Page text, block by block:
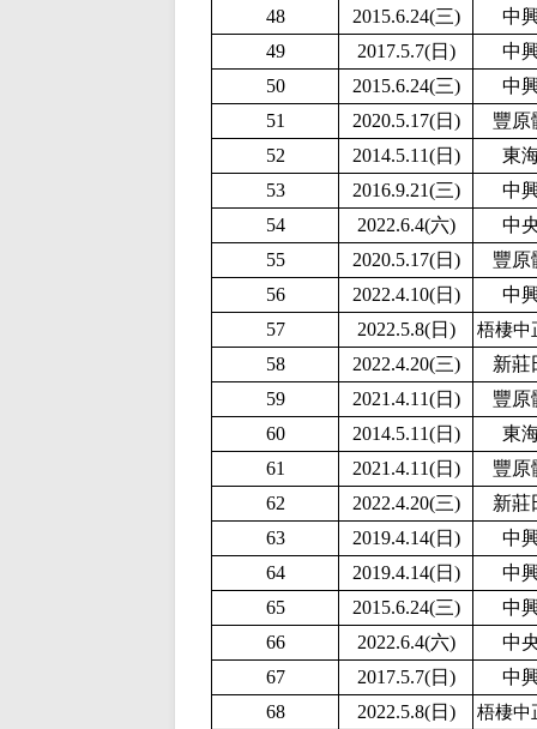
48 2015.6.24(三)
中
49
2017.5.7(日)
中
50
2015.6.24(三)
中
51
2020.5.17(日)
豐原
52
2014.5.11(日)
東
53
2016.9.21(三)
中
54
2022.6.4(六)
中
55
2020.5.17(日)
豐原
56
2022.4.10(日)
中
57
2022.5.8(日) 梧棲中
58 2022.4.20(三)
新莊
59
2021.4.11(日)
豐原
60
2014.5.11(日)
東
61
2021.4.11(日)
豐原
62
2022.4.20(三)
新莊
63
2019.4.14(日)
中
64
2019.4.14(日)
中
65
2015.6.24(三)
中
66
2022.6.4(六)
中
67
2017.5.7(日)
中
68
2022.5.8(日) 梧棲中